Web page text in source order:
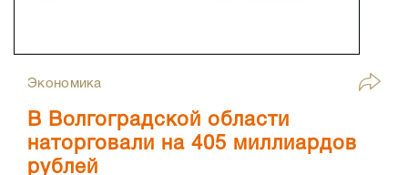
Экономика
В Волгоградской области
наторговали на 405 миллиардов
рублей